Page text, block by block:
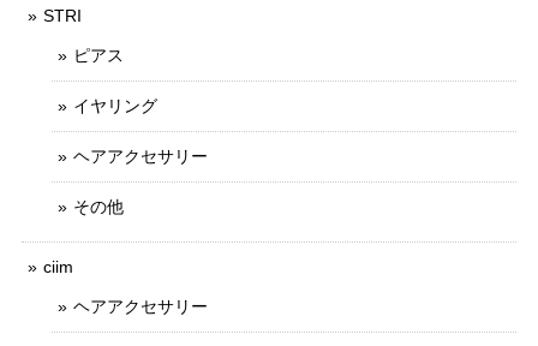
STRI
ピアス
イヤリング
ヘアアクセサリー
その他
ciim
ヘアアクセサリー